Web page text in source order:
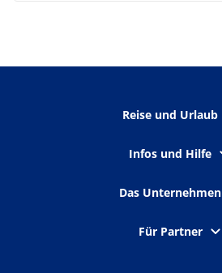
Reise und Urlaub
Infos und Hilfe
Das Unternehmen
Für Partner